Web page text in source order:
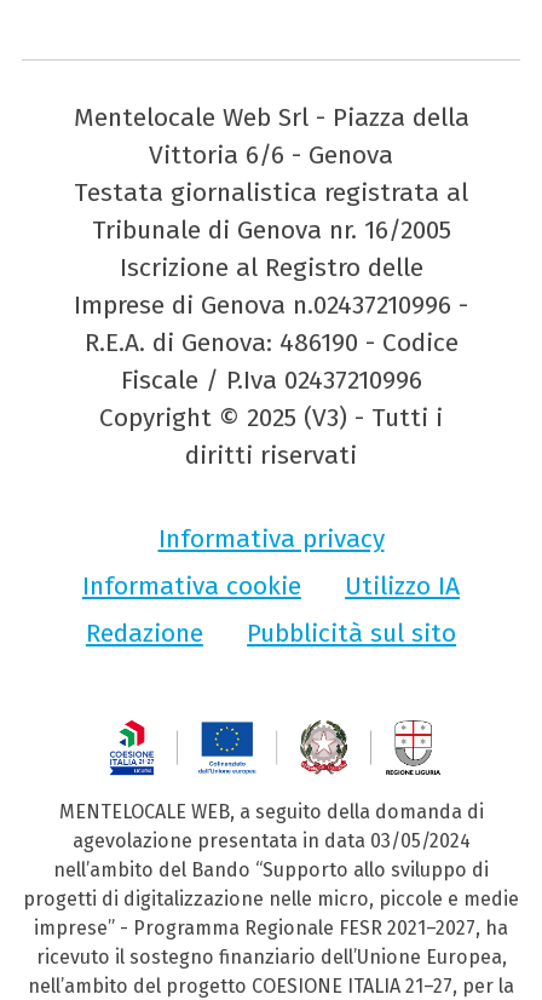
Mentelocale Web Srl - Piazza della
Vittoria 6/6 - Genova
Testata giornalistica registrata al
Tribunale di Genova nr. 16/2005
Iscrizione al Registro delle
Imprese di Genova n.02437210996 -
R.E.A. di Genova: 486190 - Codice
Fiscale / P.Iva 02437210996
Copyright © 2025 (V3) - Tutti i
diritti riservati
Informativa privacy
Informativa cookie
Utilizzo IA
Redazione
Pubblicità sul sito
MENTELOCALE WEB, a seguito della domanda di
agevolazione presentata in data 03/05/2024
nell’ambito del Bando “Supporto allo sviluppo di
progetti di digitalizzazione nelle micro, piccole e medie
imprese” - Programma Regionale FESR 2021–2027, ha
ricevuto il sostegno finanziario dell’Unione Europea,
nell’ambito del progetto COESIONE ITALIA 21–27, per la